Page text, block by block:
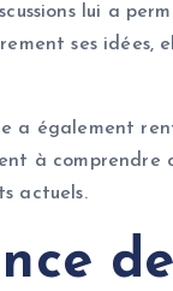
lui a
ses idées,
a également
à comprendre
actuels.